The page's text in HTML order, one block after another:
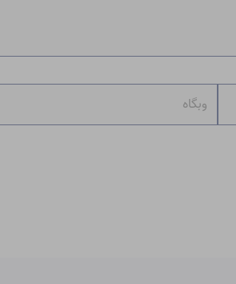
وبگاه